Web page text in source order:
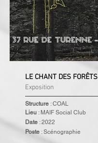
LE CHANT DES FORÊTS
Exposition
Structure : COAL
Lieu : MAIF Social Club
Date : 2022
Poste : Scénographie